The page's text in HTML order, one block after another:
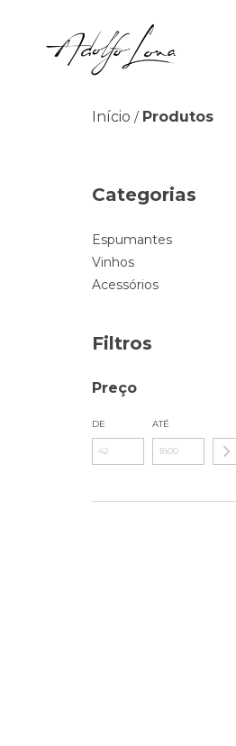
Início / Produtos
Categorias
Espumantes
Vinhos
Acessórios
Filtros
Preço
DE ATÉ